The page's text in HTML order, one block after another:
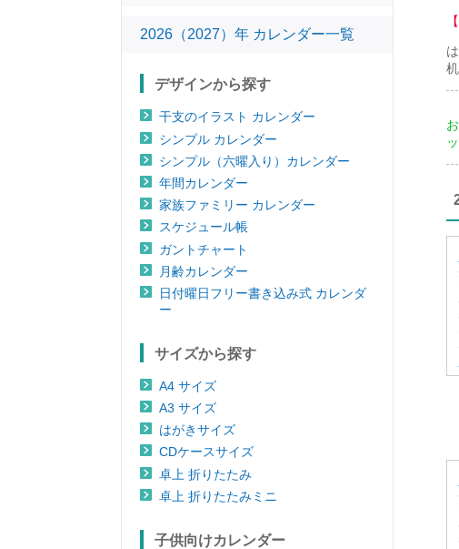
2026（2027）年 カレンダー一覧
デザインから探す
干支のイラスト カレンダー
シンプル カレンダー
シンプル（六曜入り）カレンダー
年間カレンダー
家族ファミリー カレンダー
スケジュール帳
ガントチャート
月齢カレンダー
日付曜日フリー書き込み式 カレンダ
ー
サイズから探す
A4 サイズ
A3 サイズ
はがきサイズ
CDケースサイズ
卓上 折りたたみ
卓上 折りたたみミニ
子供向けカレンダー